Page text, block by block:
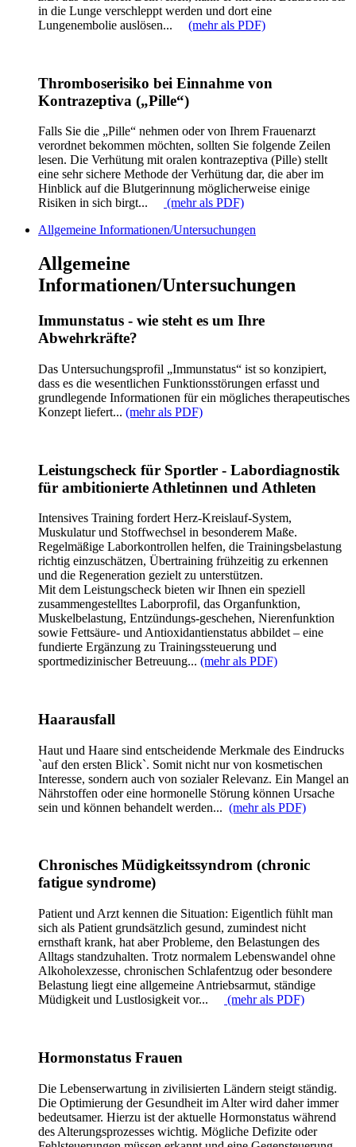
in die Lunge verschleppt werden und dort eine
Lungenembolie auslösen... (mehr als PDF)
Thromboserisiko bei Einnahme von
Kontrazeptiva („Pille“)
Falls Sie die „Pille“ nehmen oder von Ihrem Frauenarzt
verordnet bekommen möchten, sollten Sie folgende Zeilen
lesen. Die Verhütung mit oralen kontrazeptiva (Pille) stellt
eine sehr sichere Methode der Verhütung dar, die aber im
Hinblick auf die Blutgerinnung möglicherweise einige
Risiken in sich birgt...
(mehr als PDF)
Allgemeine Informationen/Untersuchungen
Allgemeine
Informationen/Untersuchungen
Immunstatus - wie steht es um Ihre
Abwehrkräfte?
Das Untersuchungsprofil „Immunstatus“ ist so konzipiert,
dass es die wesentlichen Funktionsstörungen erfasst und
grundlegende Informationen für ein mögliches therapeutisches
Konzept liefert... (mehr als PDF)
Leistungscheck für Sportler - Labordiagnostik
für ambitionierte Athletinnen und Athleten
Intensives Training fordert Herz-Kreislauf-System,
Muskulatur und Stoffwechsel in besonderem Maße.
Regelmäßige Laborkontrollen helfen, die Trainingsbelastung
richtig einzuschätzen, Übertraining frühzeitig zu erkennen
und die Regeneration gezielt zu unterstützen.
Mit dem Leistungscheck bieten wir Ihnen ein speziell
zusammengestelltes Laborprofil, das Organfunktion,
Muskelbelastung, Entzündungs-geschehen, Nierenfunktion
sowie Fettsäure- und Antioxidantienstatus abbildet – eine
fundierte Ergänzung zu Trainingssteuerung und
sportmedizinischer Betreuung... (mehr als PDF)
Haarausfall
Haut und Haare sind entscheidende Merkmale des Eindrucks
`auf den ersten Blick`. Somit nicht nur von kosmetischen
Interesse, sondern auch von sozialer Relevanz. Ein Mangel an
Nährstoffen oder eine hormonelle Störung können Ursache
sein und können behandelt werden... (mehr als PDF)
Chronisches Müdigkeitssyndrom (chronic
fatigue syndrome)
Patient und Arzt kennen die Situation: Eigentlich fühlt man
sich als Patient grundsätzlich gesund, zumindest nicht
ernsthaft krank, hat aber Probleme, den Belastungen des
Alltags standzuhalten. Trotz normalem Lebenswandel ohne
Alkoholexzesse, chronischen Schlafentzug oder besondere
Belastung liegt eine allgemeine Antriebsarmut, ständige
Müdigkeit und Lustlosigkeit vor...
(mehr als PDF)
Hormonstatus Frauen
Die Lebenserwartung in zivilisierten Ländern steigt ständig.
Die Optimierung der Gesundheit im Alter wird daher immer
bedeutsamer. Hierzu ist der aktuelle Hormonstatus während
des Alterungsprozesses wichtig. Mögliche Defizite oder